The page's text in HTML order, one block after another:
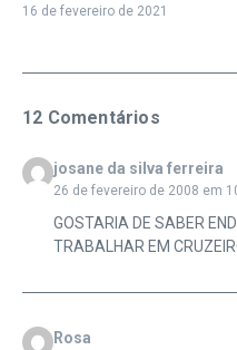
16 de fevereiro de 2021
12 Comentários
josane da silva ferreira
26 de fevereiro de 2008 em
GOSTARIA DE SABER
TRABALHAR EM
Rosa